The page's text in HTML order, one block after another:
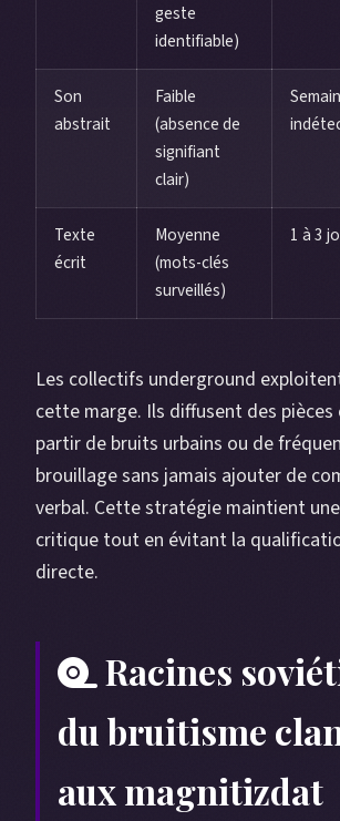
geste
identifiable)
Son
abstrait
Faible
(absence de
signifiant
clair)
Texte
écrit
Moyenne
(mots-clés
surveillés)
1 à 3
Les collectifs underground
cette marge. Ils diffusent des
partir de bruits urbains ou de
brouillage sans jamais ajouter de
verbal. Cette stratégie maintient
critique tout en évitant la
directe.
Racines
du bruitisme
aux magnitizdat